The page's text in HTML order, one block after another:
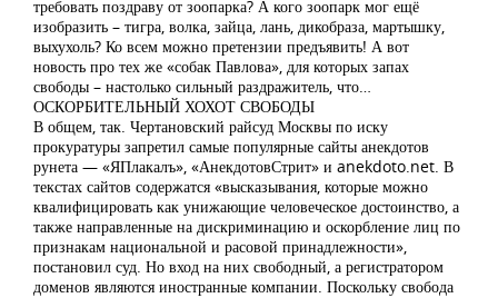
требовать поздраву от зоопарка? А кого зоопарк мог ещё
изобразить – тигра, волка, зайца, лань, дикобраза, мартышку,
выхухоль? Ко всем можно претензии предъявить! А вот
новость про тех же «собак Павлова», для которых запах
свободы – настолько сильный раздражитель, что…
ОСКОРБИТЕЛЬНЫЙ ХОХОТ СВОБОДЫ
В общем, так. Чертановский райсуд Москвы по иску
прокуратуры запретил самые популярные сайты анекдотов
рунета — «ЯПлакалъ», «АнекдотовСтрит» и anekdoto.net. В
текстах сайтов содержатся «высказывания, которые можно
квалифицировать как унижающие человеческое достоинство, а
также направленные на дискриминацию и оскорбление лиц по
признакам национальной и расовой принадлежности»,
постановил суд. Но вход на них свободный, а регистратором
доменов являются иностранные компании. Поскольку свобода